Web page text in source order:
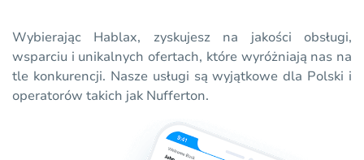
Wybierając Hablax, zyskujesz na jakości obsługi,
wsparciu i unikalnych ofertach, które wyróżniają nas na
tle konkurencji. Nasze usługi są wyjątkowe dla Polski i
operatorów takich jak Nufferton.